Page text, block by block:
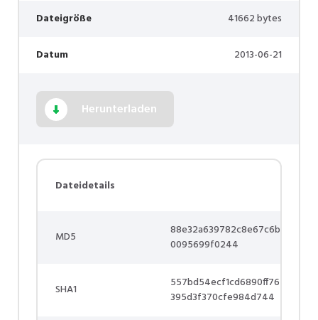
Dateigröße 41662 bytes
Datum 2013-06-21
Herunterladen
Dateidetails
MD5
88e32a639782c8e67c6b
0095699f0244
SHA1
557bd54ecf1cd6890ff76
395d3f370cfe984d744